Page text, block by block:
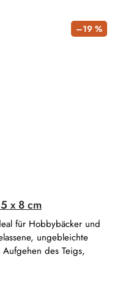
–19 %
x 8 cm
für Hobbybäcker und
ungebleichte
des Teigs,